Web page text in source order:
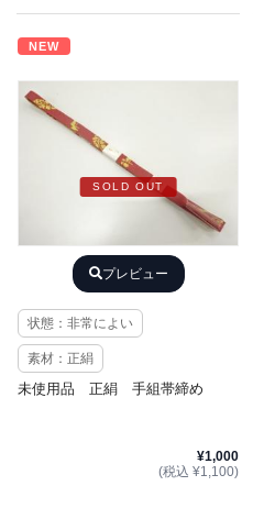
NEW
SOLD OUT
プレビュー
状態：非常によい
素材：正絹
未使用品 正絹 手組帯締め
¥1,000
(税込 ¥1,100)